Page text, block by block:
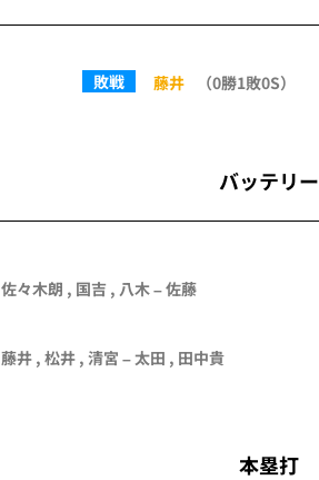
敗戦 藤井 （0勝1敗0S）
バッテリー
佐々木朗 , 国吉 , 八木–佐藤
藤井 , 松井 , 清宮 –太田 , 田中貴
本塁打